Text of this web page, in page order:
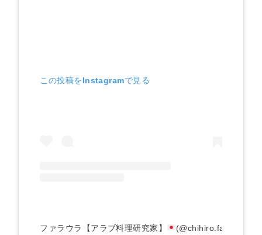
この投稿をInstagramで見る
ファラウラ【アラブ料理研究家】 (@chihiro.farowla)が